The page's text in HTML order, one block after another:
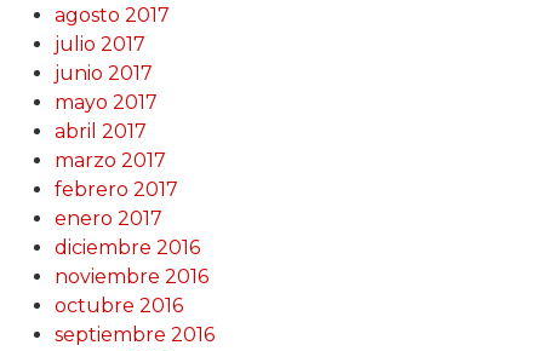
agosto 2017
julio 2017
junio 2017
mayo 2017
abril 2017
marzo 2017
febrero 2017
enero 2017
diciembre 2016
noviembre 2016
octubre 2016
septiembre 2016